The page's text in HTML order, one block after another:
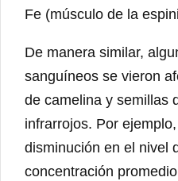
Fe (músculo de la
De manera similar,
sanguíneos se vieron
de camelina y semillas
infrarrojos. Por
disminución en el nivel
concentración